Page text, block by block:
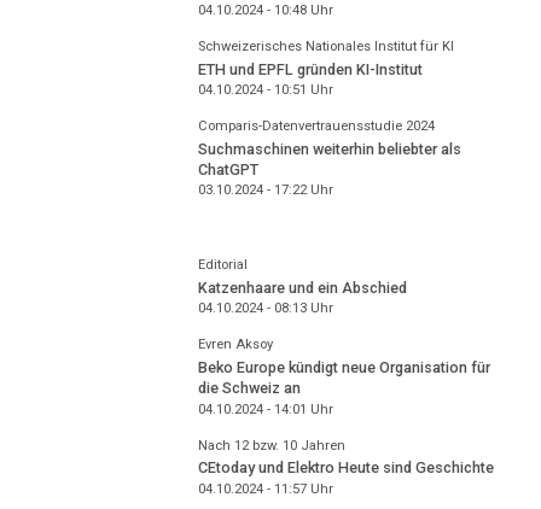
04.10.2024 - 10:48Uhr
Schweizerisches Nationales Institut für KI
ETH und EPFL gründen KI-Institut
04.10.2024 - 10:51 Uhr
Comparis-Datenvertrauensstudie 2024
Suchmaschinen weiterhin beliebter als
ChatGPT
03.10.2024 - 17:22Uhr
Editorial
Katzenhaare und ein Abschied
04.10.2024 - 08:13Uhr
Evren Aksoy
Beko Europe kündigt neue Organisation für
die Schweiz an
04.10.2024 - 14:01 Uhr
Nach 12 bzw. 10 Jahren
CEtoday und Elektro Heute sind Geschichte
04.10.2024 - 11:57Uhr